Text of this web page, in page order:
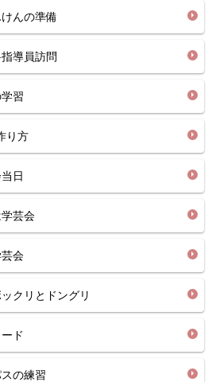
んの準備
導員訪問
習
り方
日
芸会
会
クリとドングリ
ド
の練習